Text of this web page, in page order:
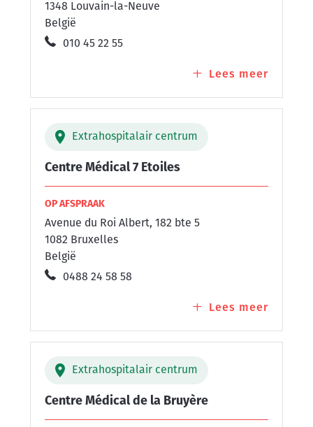
1348 Louvain-la-Neuve
België
010 45 22 55
Lees meer
LLN
Extrahospitalair centrum
Centre Médical 7 Etoiles
OP AFSPRAAK
Avenue du Roi Albert, 182 bte 5
1082 Bruxelles
België
0488 24 58 58
Lees meer
Médical
Extrahospitalair centrum
Centre Médical de la Bruyère